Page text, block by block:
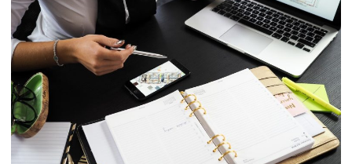
n
d
e
l
’
a
r